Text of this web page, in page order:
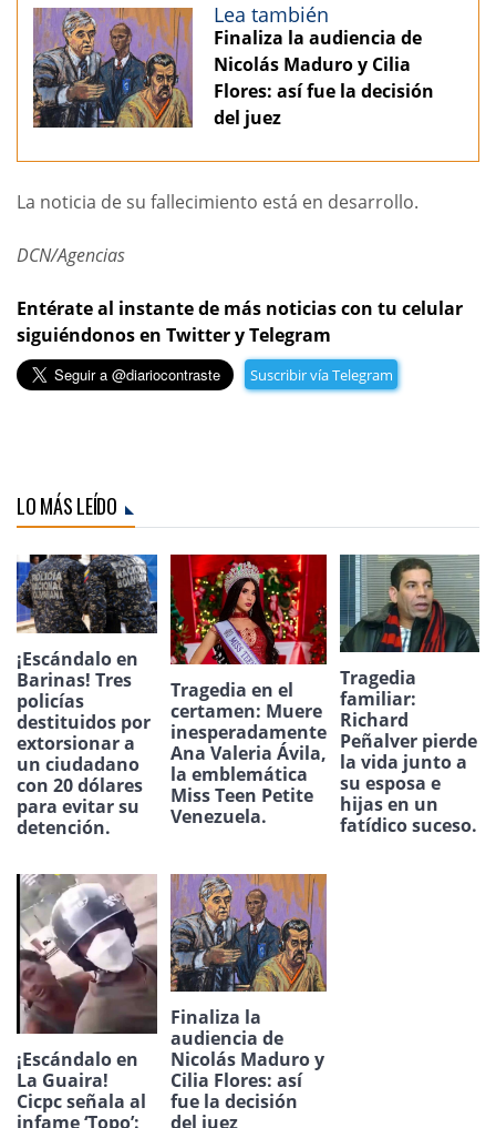
Lea también
Finaliza la audiencia de
Nicolás Maduro y Cilia
Flores: así fue la decisión
del juez
La noticia de su fallecimiento está en desarrollo.
DCN/Agencias
Entérate al instante de más noticias con tu celular
siguiéndonos en Twitter y Telegram
Suscribir vía Telegram
LO MÁS LEÍDO
¡Escándalo en
Barinas! Tres
policías
destituidos por
extorsionar a
un ciudadano
con 20 dólares
para evitar su
detención.
Tragedia en el
certamen: Muere
inesperadamente
Ana Valeria Ávila,
la emblemática
Miss Teen Petite
Venezuela.
Tragedia
familiar:
Richard
Peñalver pierde
la vida junto a
su esposa e
hijas en un
fatídico suceso.
¡Escándalo en
La Guaira!
Cicpc señala al
infame ‘Topo’:
Finaliza la
audiencia de
Nicolás Maduro y
Cilia Flores: así
fue la decisión
del juez